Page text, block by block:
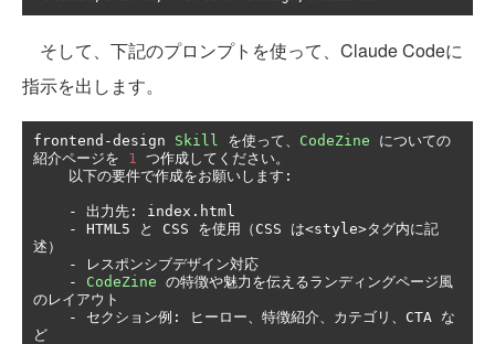
そして、下記のプロンプトを使って、Claude Codeに
指示を出します。
frontend -design Skill を使って、 CodeZine
についての
紹介ページを
1 つ作成してください。
以下の要件で作成をお願いします:
- 出力先: index . html
-
HTML5 と CSS を使用（ CSS は<style>タグ内に記
述）
-
レスポンシブデザイン対応
-
CodeZine の特徴や魅力を伝えるランディングページ風
のレイアウト
-
セクション例: ヒーロー、特徴紹介、カテゴリ、 CTA な
ど